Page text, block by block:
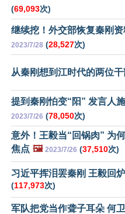
(69,093次)
继续挖！外交部恢复秦刚
2023/7/28 (28,527次)
从秦刚想到江时代的两位干
提到秦刚怕变“阳” 发言人
2023/7/26 (78,050次)
意外！王毅当“回锅肉” 为
焦点 🖼️ 2023/7/26 (37,510次)
习近平挥泪罢秦刚 王毅回
(117,973次)
军队把党当作聋子耳朵 何